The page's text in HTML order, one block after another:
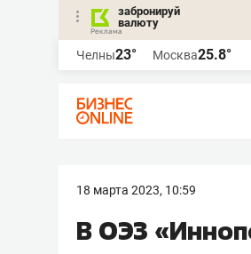
забронируй
валюту
Челны23° Москва25.8°
18 марта 2023, 10:59
В ОЭЗ